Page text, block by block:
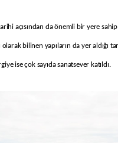
açısından da önemli bir yere
olarak bilinen yapıların da yer aldığı
ise çok sayıda sanatsever katıldı.